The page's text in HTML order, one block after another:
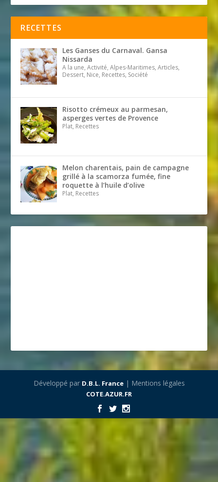
RECETTES
Les Ganses du Carnaval. Gansa
Nissarda
A la une, Activité, Alpes-Maritimes, Articles,
Dessert, Nice, Recettes, Société
Risotto crémeux au parmesan,
asperges vertes de Provence
Plat, Recettes
Melon charentais, pain de campagne
grillé à la scamorza fumée, fine
roquette à l’huile d’olive
Plat, Recettes
Développé par D.B.L. France| Mentions légales
COTE.AZUR.FR